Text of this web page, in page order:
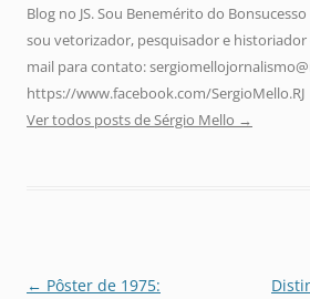
Blog no JS. Sou Benemérito do
sou vetorizador, pesquisador e
mail para contato:
https://www.facebook.com/SergioMello.RJ
Ver todos posts de Sérgio Mello →
Navegação
← Pôster de 1975: